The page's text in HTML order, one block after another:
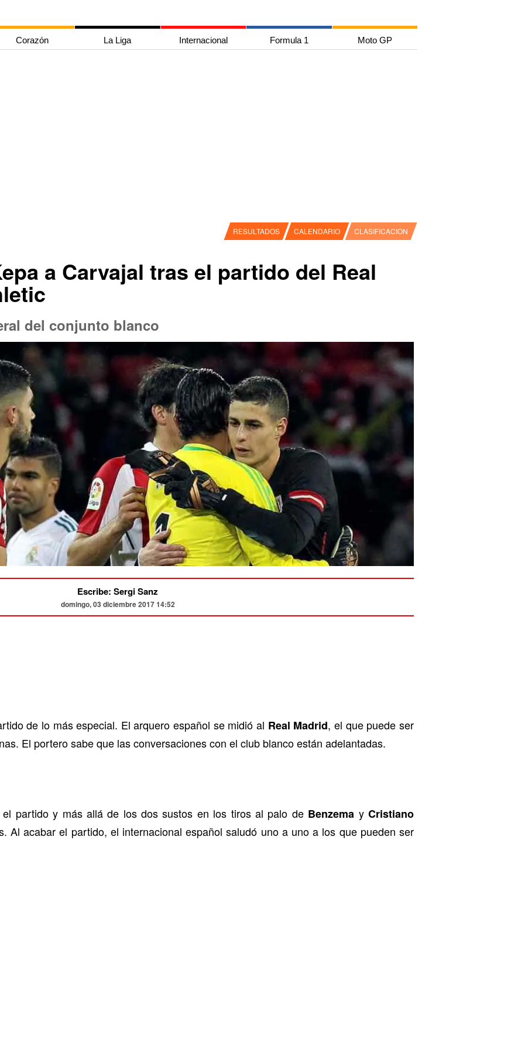
Corazón La Liga Internacional Formula 1 Moto GP
RESULTADOS CALENDARIO CLASIFICACION
a Carvajal tras el partido del Real
del conjunto blanco
Escribe: Sergi Sanz
domingo, 03 diciembre 2017 14:52
de lo más especial. El arquero español se midió al Real Madrid, el que puede ser
El portero sabe que las conversaciones con el club blanco están adelantadas.
partido y más allá de los dos sustos en los tiros al palo de Benzema yCristiano
Al acabar el partido, el internacional español saludó uno a uno a los que pueden ser